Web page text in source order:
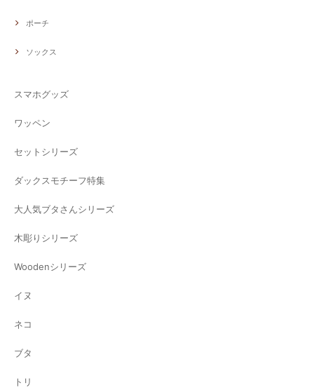
ポーチ
ソックス
スマホグッズ
ワッペン
セットシリーズ
ダックスモチーフ特集
大人気ブタさんシリーズ
木彫りシリーズ
Woodenシリーズ
イヌ
ネコ
ブタ
トリ